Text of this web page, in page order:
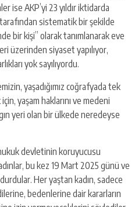
ise AKP’yi 23 yıldır iktidarda
sistematik bir şekilde
bir kişi” olarak tanımlanarak eve
üzerinden siyaset yapılıyor,
yok sayılıyordu.
yaşadığımız coğrafyada tek
yaşam haklarını ve medeni
yeri olan bir ülkede neredeyse
devletinin koruyucusu
bu kez 19 Mart 2025 günü ve
Her yaştan kadın, sadece
bedenlerine dair kararların